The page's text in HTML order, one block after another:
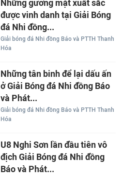
Những gương mặt xuất sắc
được vinh danh tại Giải Bóng
đá Nhi đồng...
Giải bóng đá Nhi đồng Báo và PTTH Thanh
Hóa
Những tân binh để lại dấu ấn
ở Giải Bóng đá Nhi đồng Báo
và Phát...
Giải bóng đá Nhi đồng Báo và PTTH Thanh
Hóa
U8 Nghi Sơn lần đầu tiên vô
địch Giải Bóng đá Nhi đồng
Báo và Phát...